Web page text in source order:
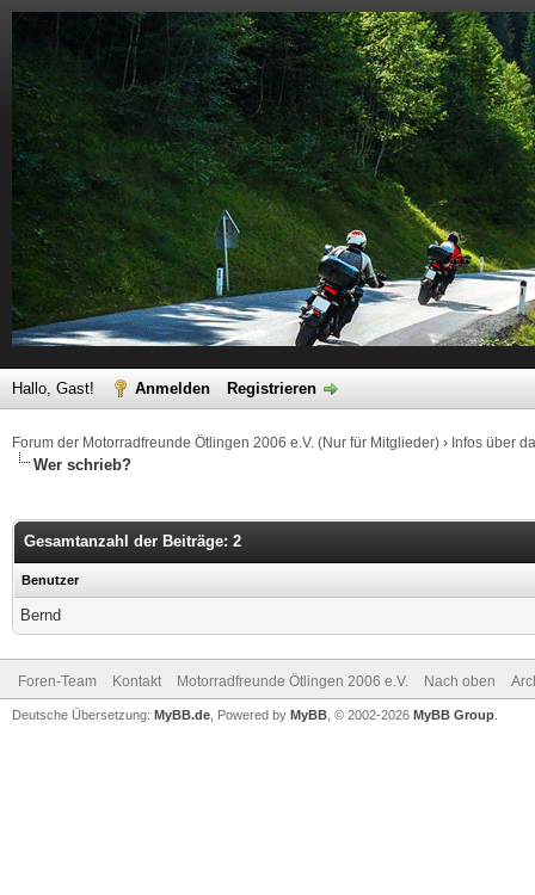
Hallo, Gast! Anmelden Registrieren
Forum der Motorradfreunde Ötlingen 2006 e.V. (Nur für Mitglieder) › Infos über
Wer schrieb?
Gesamtanzahl der Beiträge: 2
Benutzer
Bernd
Foren-Team Kontakt Motorradfreunde Ötlingen 2006 e.V. Nach oben
Deutsche Übersetzung: MyBB.de , Powered by MyBB , © 2002-2026 MyBB Group